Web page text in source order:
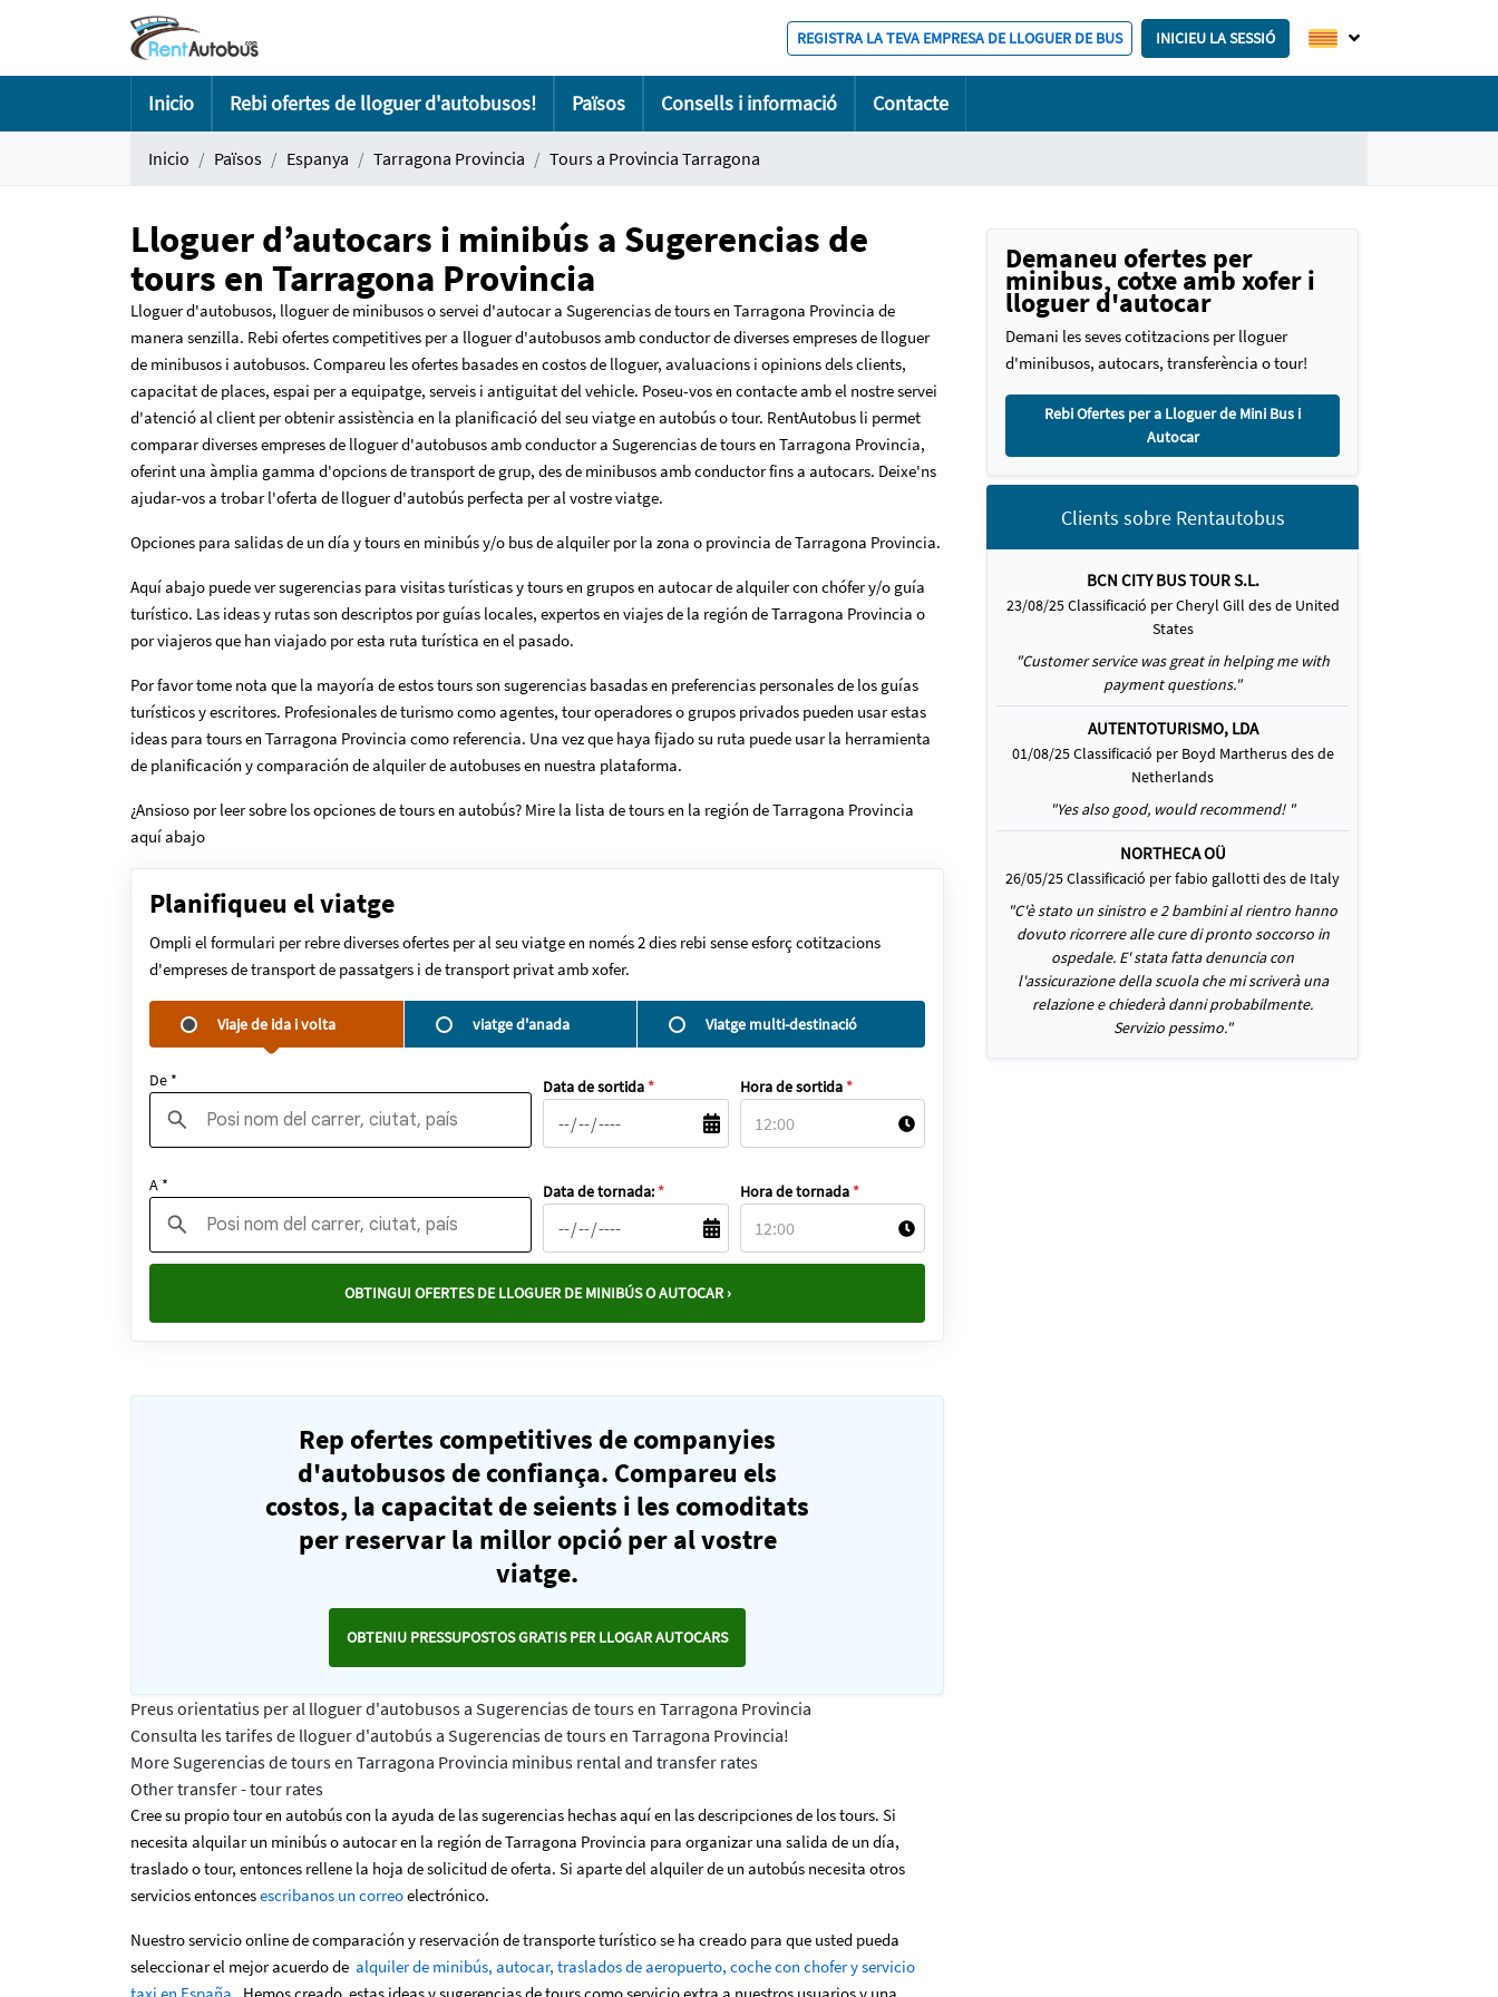
REGISTRA LA TEVA EMPRESA DE LLOGUER DE BUS INICIEU LA SESSIÓ
Inicio Rebi ofertes de lloguer d'autobusos! Països Consells i informació Contacte
Inicio Països Espanya Tarragona Provincia Tours a Provincia Tarragona
Lloguer d’autocars i minibús a Sugerencias de
tours en Tarragona Provincia
Lloguer d'autobusos, lloguer de minibusos o servei d'autocar a Sugerencias de tours en Tarragona Provincia de
manera senzilla. Rebi ofertes competitives per a lloguer d'autobusos amb conductor de diverses empreses de lloguer
de minibusos i autobusos. Compareu les ofertes basades en costos de lloguer, avaluacions i opinions dels clients,
capacitat de places, espai per a equipatge, serveis i antiguitat del vehicle. Poseu-vos en contacte amb el nostre servei
d'atenció al client per obtenir assistència en la planificació del seu viatge en autobús o tour. RentAutobus li permet
comparar diverses empreses de lloguer d'autobusos amb conductor a Sugerencias de tours en Tarragona Provincia,
oferint una àmplia gamma d'opcions de transport de grup, des de minibusos amb conductor fins a autocars. Deixe'ns
ajudar-vos a trobar l'oferta de lloguer d'autobús perfecta per al vostre viatge.
Opciones para salidas de un día y tours en minibús y/o bus de alquiler por la zona o provincia de Tarragona Provincia.
Aquí abajo puede ver sugerencias para visitas turísticas y tours en grupos en autocar de alquiler con chófer y/o guía
turístico. Las ideas y rutas son descriptos por guías locales, expertos en viajes de la región de Tarragona Provincia o
por viajeros que han viajado por esta ruta turística en el pasado.
Por favor tome nota que la mayoría de estos tours son sugerencias basadas en preferencias personales de los guías
turísticos y escritores. Profesionales de turismo como agentes, tour operadores o grupos privados pueden usar estas
ideas para tours en Tarragona Provincia como referencia. Una vez que haya fijado su ruta puede usar la herramienta
de planificación y comparación de alquiler de autobuses en nuestra plataforma.
¿Ansioso por leer sobre los opciones de tours en autobús? Mire la lista de tours en la región de Tarragona Provincia
aquí abajo
Planifiqueu el viatge
Ompli el formulari per rebre diverses ofertes per al seu viatge en només 2 dies rebi sense esforç cotitzacions
d'empreses de transport de passatgers i de transport privat amb xofer.
Viaje de ida i volta viatge d'anada Viatge multi-destinació
De * Data de sortida * Hora de sortida *
A * Data de tornada: * Hora de tornada *
OBTINGUI OFERTES DE LLOGUER DE MINIBÚS O AUTOCAR ›
Rep ofertes competitives de companyies
d'autobusos de confiança. Compareu els
costos, la capacitat de seients i les comoditats
per reservar la millor opció per al vostre
viatge.
OBTENIU PRESSUPOSTOS GRATIS PER LLOGAR AUTOCARS
Preus orientatius per al lloguer d'autobusos a Sugerencias de tours en Tarragona Provincia
Consulta les tarifes de lloguer d'autobús a Sugerencias de tours en Tarragona Provincia!
More Sugerencias de tours en Tarragona Provincia minibus rental and transfer rates
Other transfer - tour rates
Cree su propio tour en autobús con la ayuda de las sugerencias hechas aquí en las descripciones de los tours. Si
necesita alquilar un minibús o autocar en la región de Tarragona Provincia para organizar una salida de un día,
traslado o tour, entonces rellene la hoja de solicitud de oferta. Si aparte del alquiler de un autobús necesita otros
servicios entoncesescribanos un correoelectrónico.
Nuestro servicio online de comparación y reservación de transporte turístico se ha creado para que usted pueda
seleccionar el mejor acuerdo de alquiler de minibús, autocar, traslados de aeropuerto, coche con chofer y servicio
Demaneu ofertes per
minibus, cotxe amb xofer i
lloguer d'autocar
Demani les seves cotitzacions per lloguer
d'minibusos, autocars, transferència o tour!
Rebi Ofertes per a Lloguer de Mini Bus i
Autocar
Clients sobre Rentautobus
BCN CITY BUS TOUR S.L.
23/08/25 Classificació per Cheryl Gill des de United
States
"Customer service was great in helping me with
payment questions."
AUTENTOTURISMO, LDA
01/08/25 Classificació per Boyd Martherus des de
Netherlands
"Yes also good, would recommend! "
NORTHECA OÜ
26/05/25 Classificació per fabio gallotti des de Italy
"C'è stato un sinistro e 2 bambini al rientro hanno
dovuto ricorrere alle cure di pronto soccorso in
ospedale. E' stata fatta denuncia con
l'assicurazione della scuola che mi scriverà una
relazione e chiederà danni probabilmente.
Servizio pessimo."